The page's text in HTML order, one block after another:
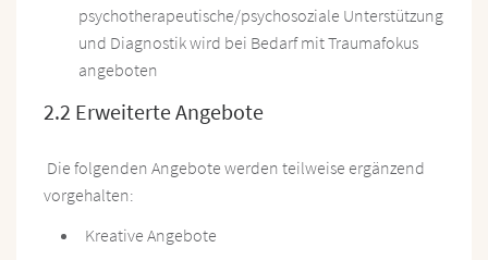
psychotherapeutische/psychosoziale Unterstützung
und Diagnostik wird bei Bedarf mit Traumafokus
angeboten
2.2 Erweiterte Angebote
Die folgenden Angebote werden teilweise ergänzend
vorgehalten:
Kreative Angebote